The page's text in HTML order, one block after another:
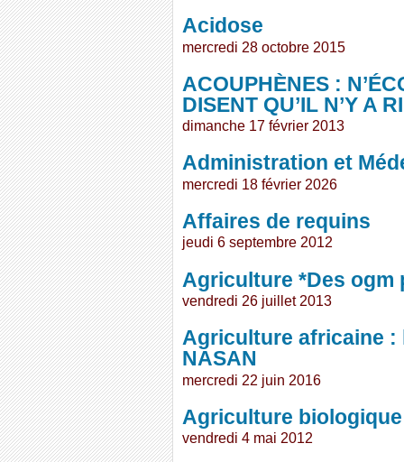
Acidose
mercredi 28 octobre 2015
ACOUPHÈNES :
DISENT QU’IL N’Y A
dimanche 17 février 2013
Administration et
mercredi 18 février 2026
Affaires de requins
jeudi 6 septembre 2012
Agriculture *Des ogm
vendredi 26 juillet 2013
Agriculture africaine :
NASAN
mercredi 22 juin 2016
Agriculture biologique
vendredi 4 mai 2012